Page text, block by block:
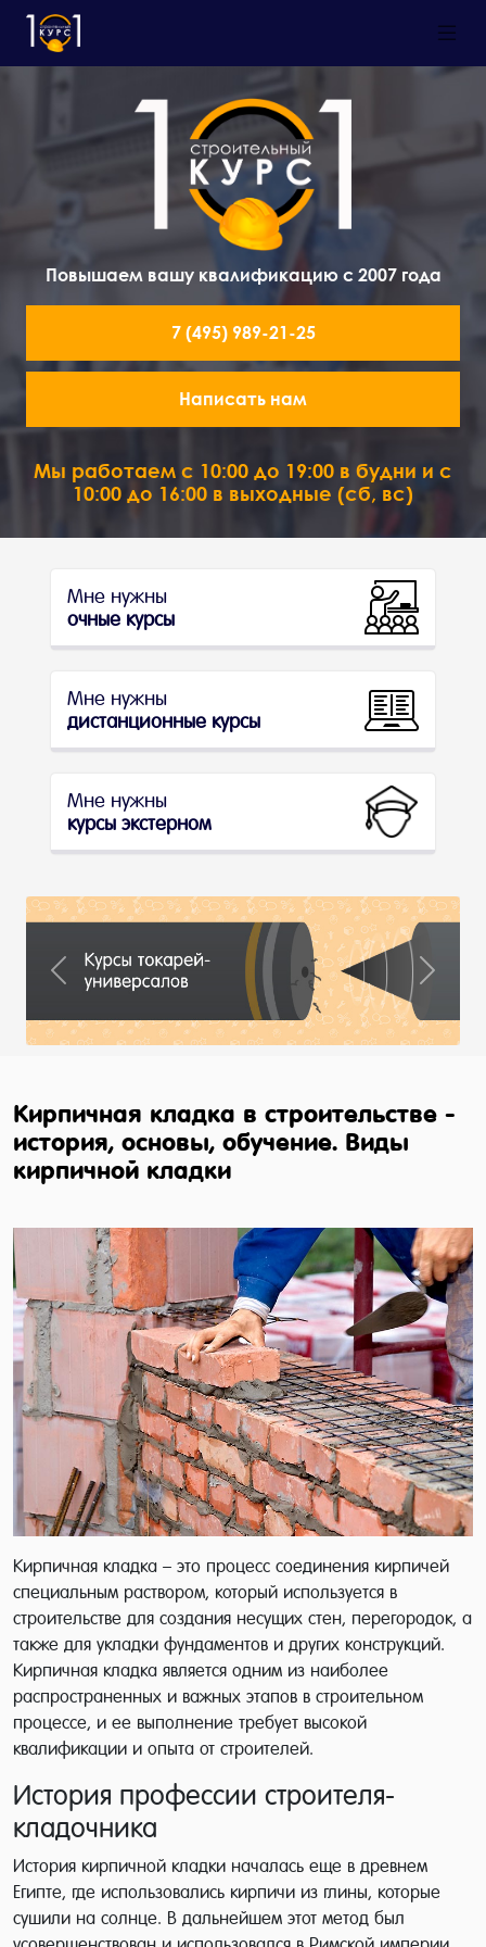
Повышаем вашу квалификацию с 2007 года
7 (495) 989-21-25
Написать нам
Мы работаем с 10:00 до 19:00 в будни и с
10:00 до 16:00 в выходные (сб, вс)
Мне нужны
очные курсы
Мне нужны
дистанционные курсы
Мне нужны
курсы экстерном
Previous Next
Кирпичная кладка в строительстве -
история, основы, обучение. Виды
кирпичной кладки
Кирпичная кладка – это процесс соединения кирпичей
специальным раствором, который используется в
строительстве для создания несущих стен, перегородок, а
также для укладки фундаментов и других конструкций.
Кирпичная кладка является одним из наиболее
распространенных и важных этапов в строительном
процессе, и ее выполнение требует высокой
квалификации и опыта от строителей.
История профессии строителя-
кладочника
История кирпичной кладки началась еще в древнем
Египте, где использовались кирпичи из глины, которые
сушили на солнце. В дальнейшем этот метод был